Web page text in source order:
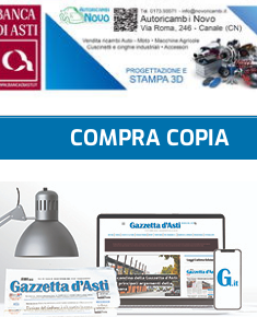
COMPRA COPIA